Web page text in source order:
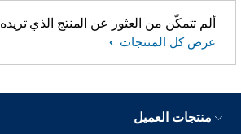
ألم تتمكّن من العثور عن المنتج الذي تريده؟
عرض كل المنتجات
منتجات العميل